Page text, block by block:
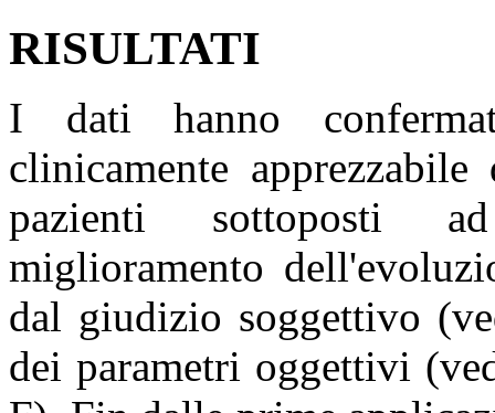
RISULTATI
I dati hanno
clinicamente
pazienti sottoposti ad
miglioramento
dal giudizio soggettivo
dei parametri oggettivi